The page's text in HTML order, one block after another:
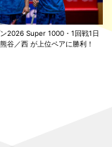
ン2026 Super 1000・1回戦1日
谷／西 が上位ペアに勝利！